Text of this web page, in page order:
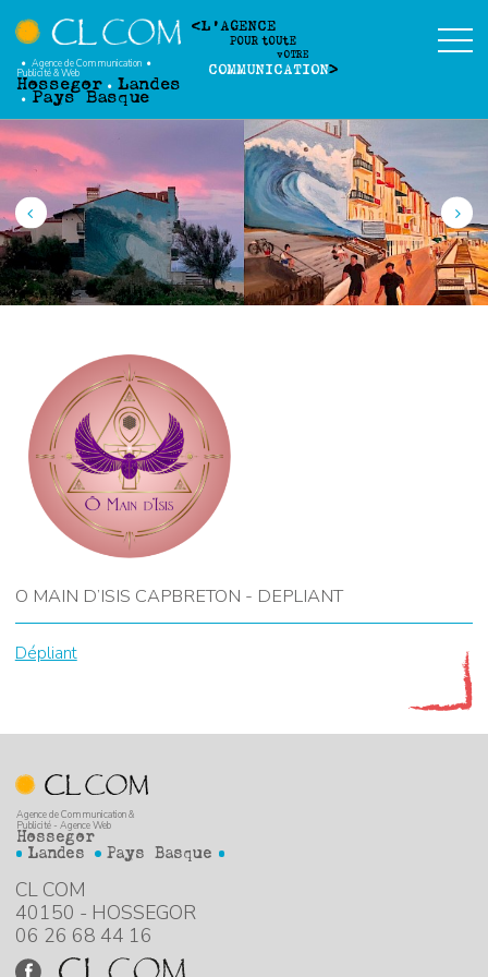
Agence de Communication
Publicité&Web
Hossegor Landes
Pays Basque
L'AGENCE
POUR tOUtE
vOTRE
COMMUNICATION
O MAIN D’ISIS CAPBRETON - DEPLIANT
Dépliant
Agence de Communication &
Publicité - Agence Web
Hossegor
Landes
Pays Basque
CL COM
40150 - HOSSEGOR
06 26 68 44 16